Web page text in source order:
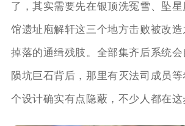
了，其实需要先在银顶洗冤雪、坠
馆遗址庖解轩这三个地方击败被改造
掉落的通缉残肢。全部集齐后系统会
陨坑巨石背后，那里有灭法司成员
个设计确实有点隐蔽，不少人都在这